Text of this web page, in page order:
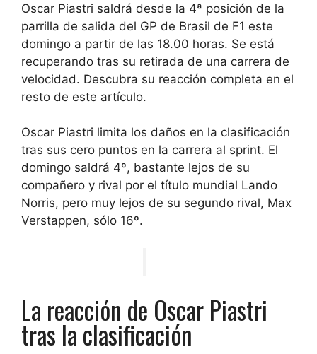
Oscar Piastri saldrá desde la 4ª posición de la
parrilla de salida del GP de Brasil de F1 este
domingo a partir de las 18.00 horas. Se está
recuperando tras su retirada de una carrera de
velocidad. Descubra su reacción completa en el
resto de este artículo.
Oscar Piastri limita los daños en la clasificación
tras sus cero puntos en la carrera al sprint. El
domingo saldrá 4º, bastante lejos de su
compañero y rival por el título mundial Lando
Norris, pero muy lejos de su segundo rival, Max
Verstappen, sólo 16º.
La reacción de Oscar Piastri
tras la clasificación